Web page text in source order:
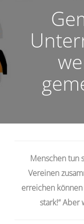
Menschen tun
Vereinen
erreichen
stark!“ Aber